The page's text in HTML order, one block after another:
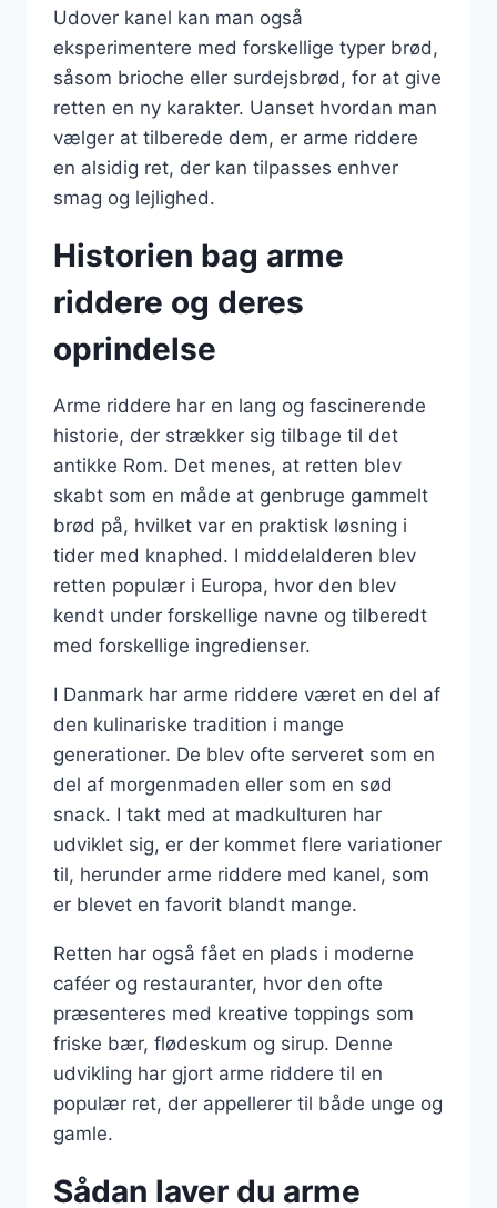
Udover kanel kan man også
eksperimentere med forskellige typer brød,
såsom brioche eller surdejsbrød, for at give
retten en ny karakter. Uanset hvordan man
vælger at tilberede dem, er arme riddere
en alsidig ret, der kan tilpasses enhver
smag og lejlighed.
Historien bag arme
riddere og deres
oprindelse
Arme riddere har en lang og fascinerende
historie, der strækker sig tilbage til det
antikke Rom. Det menes, at retten blev
skabt som en måde at genbruge gammelt
brød på, hvilket var en praktisk løsning i
tider med knaphed. I middelalderen blev
retten populær i Europa, hvor den blev
kendt under forskellige navne og tilberedt
med forskellige ingredienser.
I Danmark har arme riddere været en del af
den kulinariske tradition i mange
generationer. De blev ofte serveret som en
del af morgenmaden eller som en sød
snack. I takt med at madkulturen har
udviklet sig, er der kommet flere variationer
til, herunder arme riddere med kanel, som
er blevet en favorit blandt mange.
Retten har også fået en plads i moderne
caféer og restauranter, hvor den ofte
præsenteres med kreative toppings som
friske bær, flødeskum og sirup. Denne
udvikling har gjort arme riddere til en
populær ret, der appellerer til både unge og
gamle.
Sådan laver du arme